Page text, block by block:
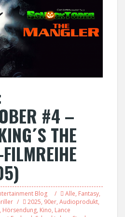
#4 –
THE
Blog Alle, Fantasy,
2025, 90er, Audioprodukt,
, Hörsendung, Kino, Lance